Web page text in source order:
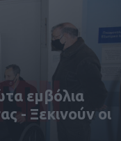
εμβόλια
- Ξεκινούν οι